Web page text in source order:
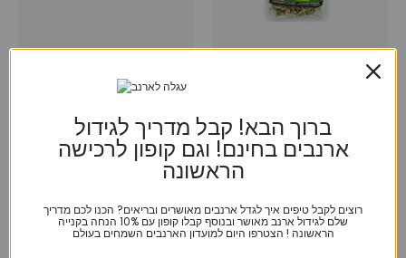
₪ 36
חציר טימותי פרמיום קנדי –
₪89
ברוך הבא! קבל מדריך לגידול
ארנבים בחינם! וגם קופון לרכישה
הראשונה
רוצים לקבל טיפים איך לגדל ארנבים מאושרים ובריאים? הכנו לכם מדריך
שלם לגידול ארנב מאושר ובנוסף קבלו קופון עם 10% הנחה בקנייה
הראשונה ! הצטרפו היום למועדון הארנבים השמחים בעולם